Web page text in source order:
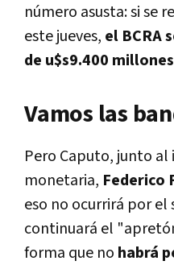
número asusta: si se
este jueves, el BCRA
de u$s9.400 millones
Vamos las
Pero Caputo, junto
monetaria, Federico
eso no ocurrirá por
continuará el
forma que no habrá